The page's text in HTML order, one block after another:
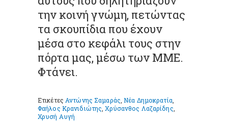
την κοινή γνώμη, πετώντας
τα σκουπίδια που έχουν
μέσα στο κεφάλι τους στην
πόρτα μας, μέσω των ΜΜΕ.
Φτάνει.
Ετικέτες Αντώνης Σαμαράς ,Νέα Δημοκρατία
Φαήλος Κρανιδιώτης ,Χρύσανθος Λαζαρίδης
Χρυσή Αυγή